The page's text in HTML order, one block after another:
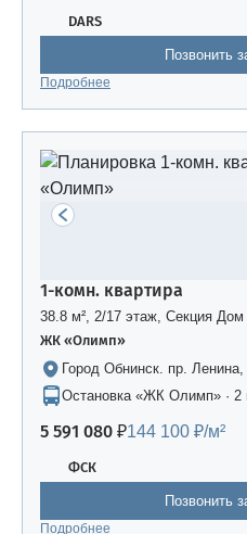
DARS
Позвонить
Подробнее
1-комн. квартира
38.8 м², 2/17 этаж, Секция
ЖК «Олимп»
Город Обнинск. пр. Ленина,
Остановка «ЖК Олимп» · 2
5 591 080 ₽144 100 ₽/м²
ФСК
Позвонить
Подробнее